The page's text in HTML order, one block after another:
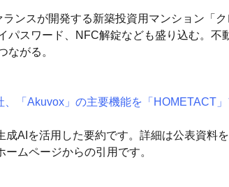
ンスが開発する新築投資用マンション「
パスワード、NFC解錠なども盛り込む。
ながる。
、「Akuvox」の主要機能を「HOMETACT
AIを活用した要約です。詳細は公表資料を
ムページからの引用です。